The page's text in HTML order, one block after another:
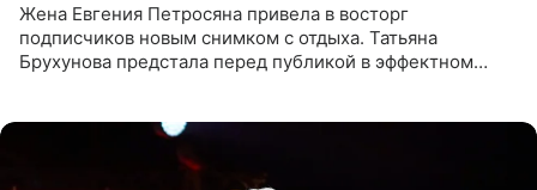
Жена Евгения Петросяна привела в восторг
подписчиков новым снимком с отдыха. Татьяна
Брухунова предстала перед публикой в эффектном